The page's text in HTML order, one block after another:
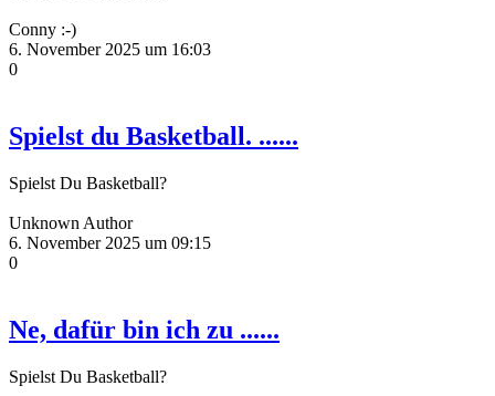
Conny :-)
6. November 2025 um 16:03
0
Spielst du Basketball. ......
Spielst Du Basketball?
Unknown Author
6. November 2025 um 09:15
0
Ne, dafür bin ich zu ......
Spielst Du Basketball?